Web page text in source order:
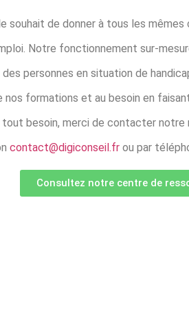
souhait de donner à tous les mêmes
Notre fonctionnement sur-
personnes en situation de
nos formations et au besoin en
tout besoin, merci de contacter notre
contact@digiconseil.fr ou par
Consultez notre centre de